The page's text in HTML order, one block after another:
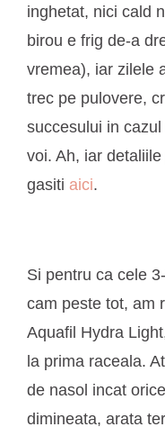
inghetat, nici cald
birou e frig de-a
vremea), iar zilele
trec pe pulovere,
succesului in
voi. Ah, iar
gasiti aici.
Si pentru ca cele
cam peste tot, am
Aquafil Hydra
la prima raceala.
de nasol incat
dimineata, arata